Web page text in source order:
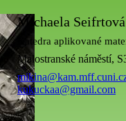
Michaela Seifrtová
Katedra aplikované
Malostranské náměstí,
kukuckaa@gmail.com